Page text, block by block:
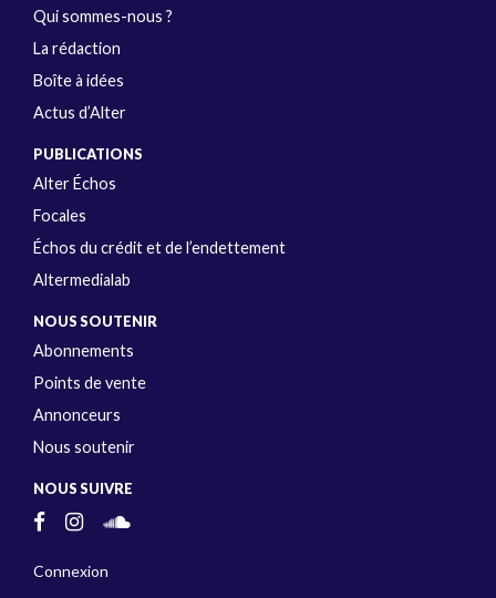
Qui sommes-nous ?
La rédaction
Boîte à idées
Actus d’Alter
PUBLICATIONS
Alter Échos
Focales
Échos du crédit et de l’endettement
Altermedialab
NOUS SOUTENIR
Abonnements
Points de vente
Annonceurs
Nous soutenir
NOUS SUIVRE
Connexion